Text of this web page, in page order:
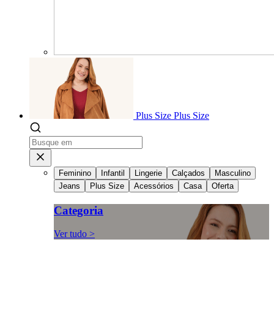
Plus Size Plus Size
Feminino Infantil Lingerie Calçados
Masculino
Jeans
Plus Size Acessórios Casa Oferta
Categoria
Ver tudo >